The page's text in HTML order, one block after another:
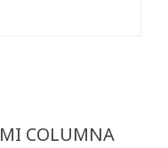
MI COLUMNA